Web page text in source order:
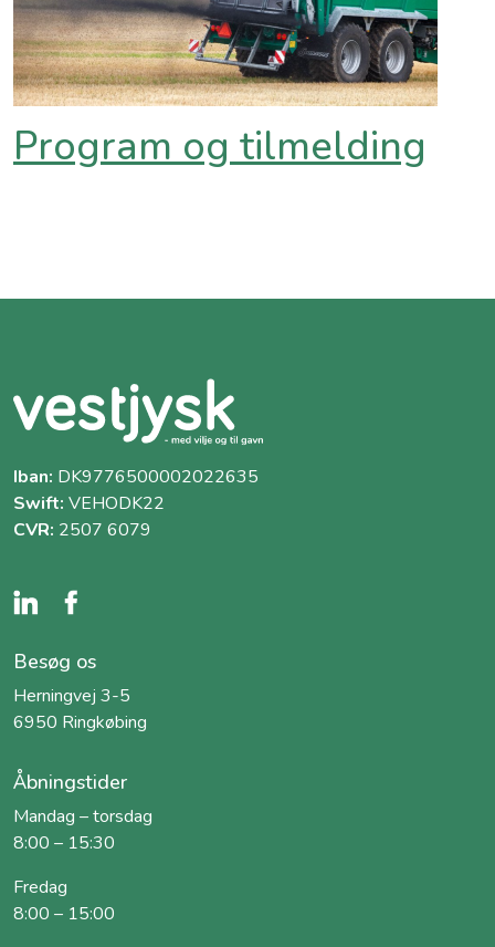
Program og tilmelding
Iban: DK9776500002022635
Swift: VEHODK22
CVR: 2507 6079
Besøg os
Herningvej 3-5
6950 Ringkøbing
Åbningstider
Mandag – torsdag
8:00 – 15:30
Fredag
8:00 – 15:00